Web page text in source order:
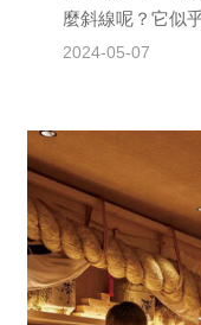
麼斜線呢？它似
的物體從物理學
2024-05-07